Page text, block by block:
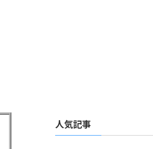
人気記事